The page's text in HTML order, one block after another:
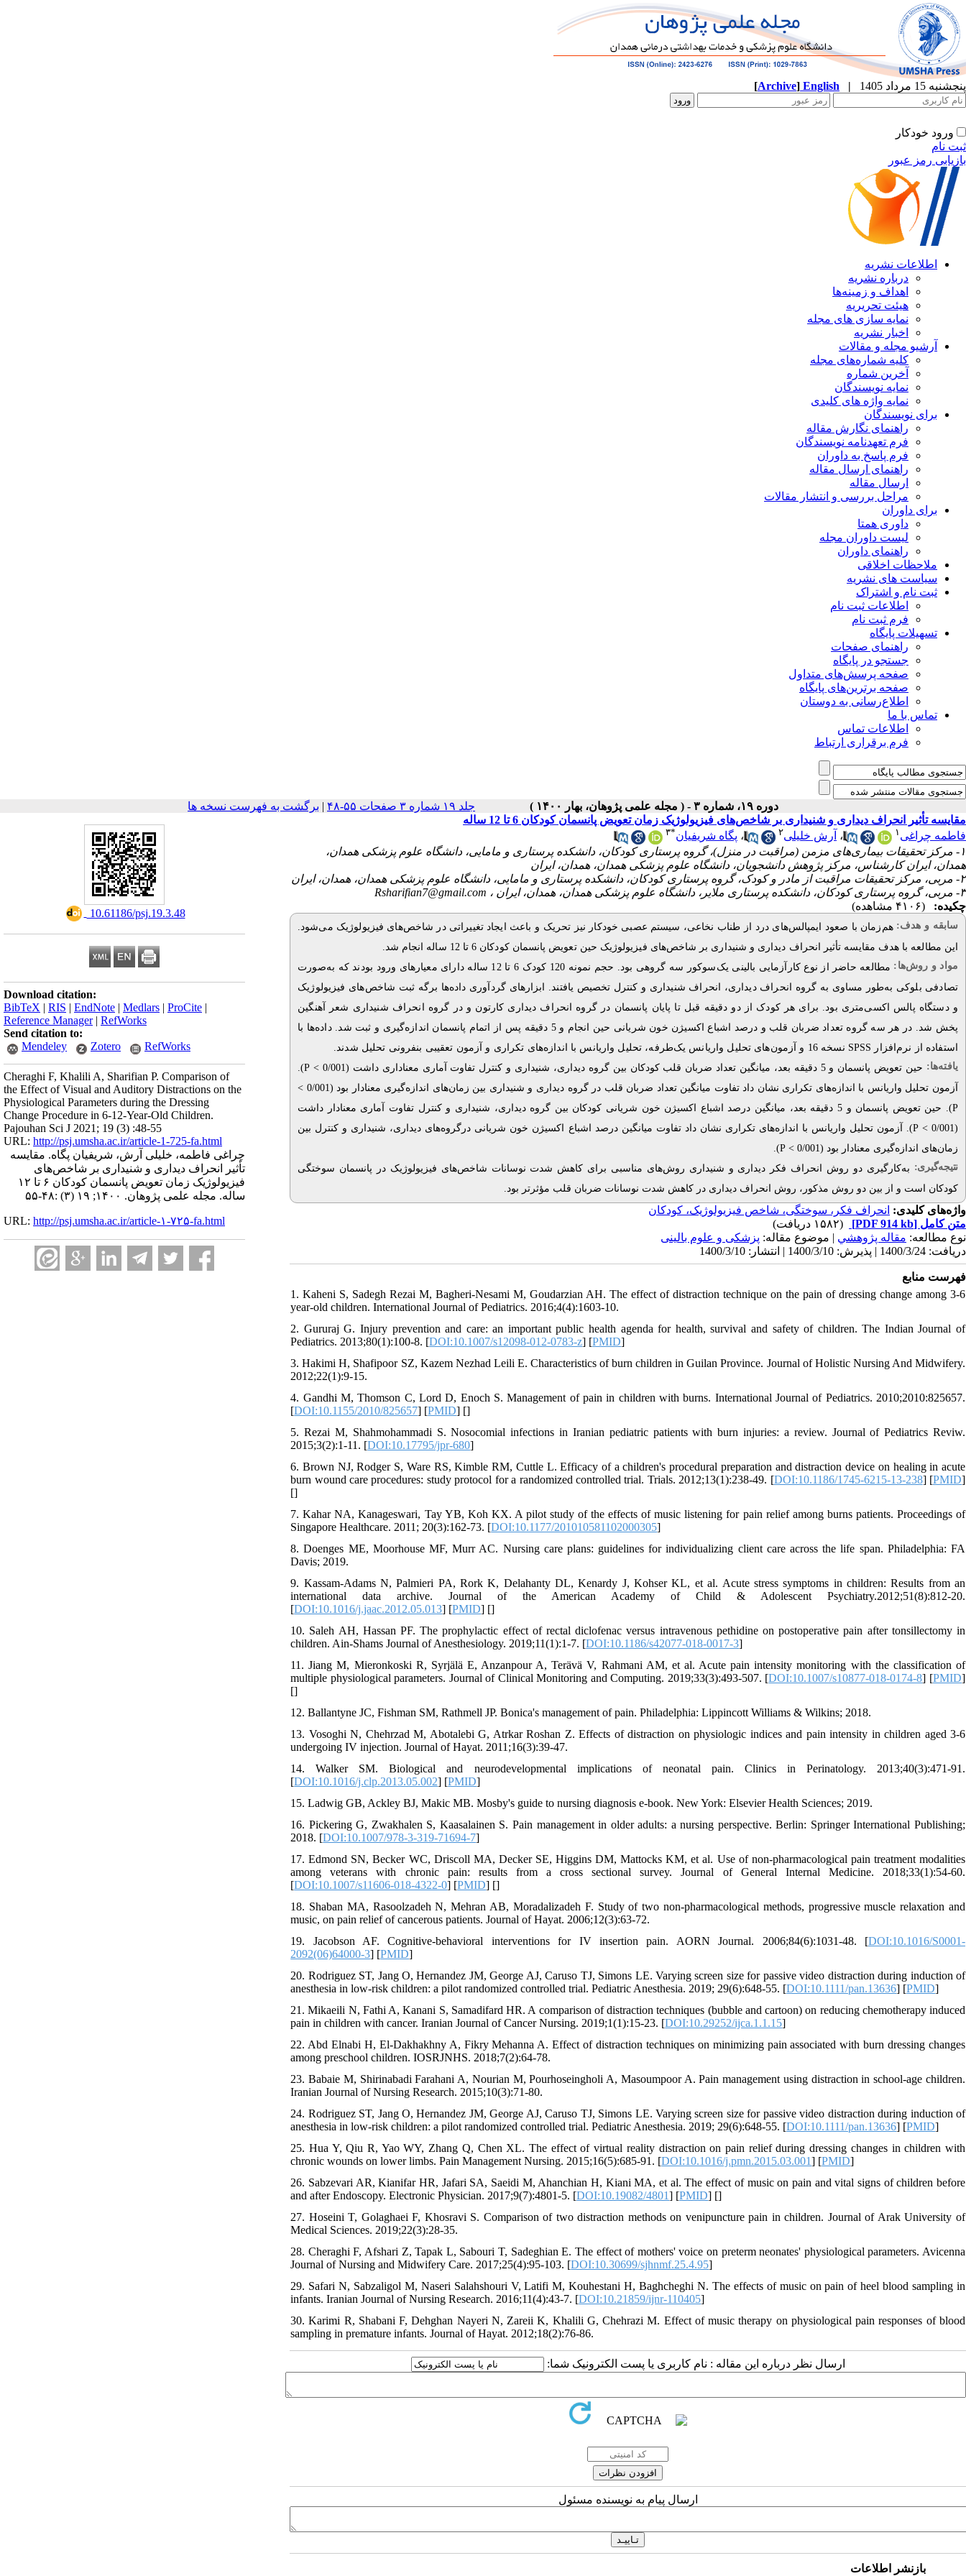
پنجشنبه 15 مرداد 1405 |
English
[Archive]
ورود خودکار
ثبت نام
بازیابی رمز عبور
اطلاعات نشریه
درباره نشریه
اهداف و زمینه‌ها
هیئت تحریریه
نمایه سازی های مجله
اخبار نشریه
آرشیو مجله و مقالات
کلیه شماره‌های مجله
آخرین شماره
نمایه نویسندگان
نمایه واژه های کلیدی
برای نویسندگان
راهنمای نگارش مقاله
فرم تعهدنامه نویسندگان
فرم پاسخ به داوران
راهنمای ارسال مقاله
ارسال مقاله
مراحل بررسی و انتشار مقالات
برای داوران
داوری همتا
لیست داوران مجله
راهنمای داوران
ملاحظات اخلاقی
سیاست های نشریه
ثبت نام و اشتراک
اطلاعات ثبت نام
فرم ثبت نام
تسهیلات پایگاه
راهنمای صفحات
جستجو در پایگاه
صفحه پرسش‌های متداول
صفحه برترین‌های پایگاه
اطلاع‌رسانی به دوستان
تماس با ما
اطلاعات تماس
فرم برقراری ارتباط
دوره ۱۹، شماره ۳ - ( مجله علمی پژوهان، بهار ۱۴۰۰ ) جلد ۱۹ شماره ۳ صفحات ۵۵-۴۸ | برگشت به فهرست نسخه ها
‎ 10.61186/psj.19.3.48
Download citation:
BibTeX | RIS | EndNote | Medlars | ProCite |
Reference Manager| RefWorks
Send citation to:
Mendeley
Zotero RefWorks
Cheraghi F, Khalili A, Sharifian P. Comparison of
the Effect of Visual and Auditory Distractions on the
Physiological Parameters during the Dressing
Change Procedure in 6-12-Year-Old Children.
Pajouhan Sci J 2021; 19 (3) :48-55
URL: http://psj.umsha.ac.ir/article-1-725-fa.html
چراغی فاطمه، خلیلی آرش، شریفیان پگاه. مقایسه
تأثیر انحراف دیداری و شنیداری بر شاخص‌های
فیزیولوژیک زمان تعویض پانسمان کودکان ۶ تا ۱۲
ساله. مجله علمی پژوهان. ۱۴۰۰; ۱۹ (۳) :۴۸-۵۵
URL: http://psj.umsha.ac.ir/article-۱-۷۲۵-fa.html
مقایسه تأثیر انحراف دیداری و شنیداری بر شاخص‌های فیزیولوژیک زمان تعویض پانسمان کودکان 6 تا 12 ساله
فاطمه چراغی ۱ ، آرش خلیلی۲ ، پگاه شریفیان*۳
۱- مرکز تحقیقات بیماری‌های مزمن (مراقبت در منزل)، گروه پرستاری کودکان، دانشکده پرستاری و مامایی، دانشگاه علوم پزشکی همدان،
همدان، ایران کارشناس، مرکز پژوهش دانشجویان، دانشگاه علوم پزشکی همدان، همدان، ایران
۲- مربی، مرکز تحقیقات مراقبت از مادر و کودک، گروه پرستاری کودکان، دانشکده پرستاری و مامایی، دانشگاه علوم پزشکی همدان، همدان، ایران
۳- مربی، گروه پرستاری کودکان، دانشکده پرستاری ملایر، دانشگاه علوم پزشکی همدان، همدان، ایران ،
Rsharifian7@gmail.com
چکیده:
(۴۱۰۶ مشاهده)
سابقه و هدف: هم‌زمان با صعود ایمپالس‌های درد از طناب نخاعی، سیستم عصبی خودکار نیز تحریک و باعث ایجاد تغییراتی در شاخص‌های فیزیولوژیک می‌شود.
این مطالعه با هدف مقایسه تأثیر انحراف دیداری و شنیداری بر شاخص‌های فیزیولوژیک حین تعویض پانسمان کودکان 6 تا 12 ساله انجام شد.
مواد و روش‌‌ها:
مطالعه حاضر از نوع کارآزمایی بالینی یک‌سوکور سه‌ گروهی بود. حجم نمونه 120 کودک 6 تا 12 ساله دارای معیارهای ورود بودند که به‌صورت
تصادفی بلوکی به‌طور مساوی به گروه انحراف دیداری، انحراف شنیداری و کنترل تخصیص یافتند
ابزارهای گردآوری داده‌ها برگه ثبت شاخص‌های فیزیولوژیک
و دستگاه پالس اکسی‌متری بود. برای هر کودک از دو دقیقه قبل تا پایان پانسمان در گروه انحراف دیداری کارتون و در گروه انحراف شنیداری شعر آهنگین
پخش شد. در هر سه گروه تعداد ضربان قلب و درصد اشباع اکسیژن خون شریانی حین انجام و 5 دقیقه پس از اتمام پانسمان اندازه‌گیری و ثبت شد. داده‌ها با
استفاده از نرم‌افزار SPSS نسخه 16 و آزمون‌های تحلیل واریانس یک‌طرفه، تحلیل واریانس با اندازه‌های تکراری و آزمون تعقیبی بنفرونی تحلیل شدند.
یافته‌ها: حین تعویض پانسمان و 5 دقیقه بعد، میانگین تعداد ضربان قلب کودکان بین گروه دیداری، شنیداری و کنترل تفاوت آماری معناداری داشت (0/001 ˂ P
).
آزمون تحلیل واریانس با اندازه‌های تکراری نشان داد تفاوت میانگین تعداد ضربان قلب در گروه دیداری و شنیداری بین زمان‌های اندازه‌گیری معنادار بود (0/001 ˂
P
). حین تعویض پانسمان و 5 دقیقه بعد، میانگین درصد اشباع اکسیژن خون شریانی کودکان بین گروه دیداری، شنیداری و کنترل تفاوت آماری معنادار داشت
(0/001 ˂
P). آزمون تحلیل واریانس با اندازه‌های تکراری نشان داد تفاوت میانگین درصد اشباع اکسیژن خون شریانی درگروه‌های دیداری، شنیداری و کنترل بین
زمان‌های اندازه‌گیری معنادار بود (0/001 ˂
P
).
نتیجه‌گیری: به‌کارگیری دو روش انحراف فکر دیداری و شنیداری روش‌های مناسبی برای کاهش شدت نوسانات شاخص‌های فیزیولوژیک در پانسمان سوختگی
کودکان است و از بین دو روش مذکور، روش انحراف دیداری در کاهش شدت نوسانات ضربان قلب مؤثرتر بود.
واژه‌های کلیدی: انحراف فکر، سوختگی، شاخص فیزیولوژیک، کودکان
متن کامل [PDF 914 kb]
(۱۵۸۲ دریافت)
نوع مطالعه: مقاله پژوهشي | موضوع مقاله: پزشکی و علوم بالینی
دریافت: 1400/3/24 | پذیرش: 1400/3/10 | انتشار: 1400/3/10
فهرست منابع
1. Kaheni S, Sadegh Rezai M, Bagheri-Nesami M, Goudarzian AH. The effect of distraction technique on the pain of dressing change among 3-6
year-old children. International Journal of Pediatrics. 2016;4(4):1603-10.
2. Gururaj G. Injury prevention and care: an important public health agenda for health, survival and safety of children. The Indian Journal of
Pediatrics. 2013;80(1):100-8. [DOI:10.1007/s12098-012-0783-z] [PMID]
3. Hakimi H, Shafipoor SZ, Kazem Nezhad Leili E. Characteristics of burn children in Guilan Province. Journal of Holistic Nursing And Midwifery.
2012;22(1):9-15.
4. Gandhi M, Thomson C, Lord D, Enoch S. Management of pain in children with burns. International Journal of Pediatrics. 2010;2010:825657.
[DOI:10.1155/2010/825657] [PMID] []
5. Rezai M, Shahmohammadi S. Nosocomial infections in Iranian pediatric patients with burn injuries: a review. Journal of Pediatrics Reviw.
2015;3(2):1-11. [DOI:10.17795/jpr-680]
6. Brown NJ, Rodger S, Ware RS, Kimble RM, Cuttle L. Efficacy of a children's procedural preparation and distraction device on healing in acute
burn wound care procedures: study protocol for a randomized controlled trial. Trials. 2012;13(1):238-49. [DOI:10.1186/1745-6215-13-238] [PMID]
[]
7. Kahar NA, Kanageswari, Tay YB, Koh KX. A pilot study of the effects of music listening for pain relief among burns patients. Proceedings of
Singapore Healthcare. 2011; 20(3):162-73. [DOI:10.1177/201010581102000305]
8. Doenges ME, Moorhouse MF, Murr AC. Nursing care plans: guidelines for individualizing client care across the life span. Philadelphia: FA
Davis; 2019.
9. Kassam-Adams N, Palmieri PA, Rork K, Delahanty DL, Kenardy J, Kohser KL, et al. Acute stress symptoms in children: Results from an
international data archive. Journal of the American Academy of Child & Adolescent Psychiatry.2012;51(8):812-20.
[DOI:10.1016/j.jaac.2012.05.013] [PMID] []
10. Saleh AH, Hassan PF. The prophylactic effect of rectal diclofenac versus intravenous pethidine on postoperative pain after tonsillectomy in
children. Ain-Shams Journal of Anesthesiology. 2019;11(1):1-7. [DOI:10.1186/s42077-018-0017-3]
11. Jiang M, Mieronkoski R, Syrjälä E, Anzanpour A, Terävä V, Rahmani AM, et al. Acute pain intensity monitoring with the classification of
multiple physiological parameters. Journal of Clinical Monitoring and Computing. 2019;33(3):493-507. [DOI:10.1007/s10877-018-0174-8] [PMID]
[]
12. Ballantyne JC, Fishman SM, Rathmell JP. Bonica's management of pain. Philadelphia: Lippincott Williams & Wilkins; 2018.
13. Vosoghi N, Chehrzad M, Abotalebi G, Atrkar Roshan Z. Effects of distraction on physiologic indices and pain intensity in children aged 3-6
undergoing IV injection. Journal of Hayat. 2011;16(3):39-47.
14. Walker SM. Biological and neurodevelopmental implications of neonatal pain. Clinics in Perinatology. 2013;40(3):471-91.
[DOI:10.1016/j.clp.2013.05.002] [PMID]
15. Ladwig GB, Ackley BJ, Makic MB. Mosby's guide to nursing diagnosis e-book. New York: Elsevier Health Sciences; 2019.
16. Pickering G, Zwakhalen S, Kaasalainen S. Pain management in older adults: a nursing perspective. Berlin: Springer International Publishing;
2018. [DOI:10.1007/978-3-319-71694-7]
17. Edmond SN, Becker WC, Driscoll MA, Decker SE, Higgins DM, Mattocks KM, et al. Use of non-pharmacological pain treatment modalities
among veterans with chronic pain: results from a cross sectional survey. Journal of General Internal Medicine. 2018;33(1):54-60.
[DOI:10.1007/s11606-018-4322-0] [PMID] []
18. Shaban MA, Rasoolzadeh N, Mehran AB, Moradalizadeh F. Study of two non-pharmacological methods, progressive muscle relaxation and
music, on pain relief of cancerous patients. Journal of Hayat. 2006;12(3):63-72.
19. Jacobson AF. Cognitive-behavioral interventions for IV insertion pain. AORN Journal. 2006;84(6):1031-48. [DOI:10.1016/S0001-
2092(06)64000-3] [PMID]
20. Rodriguez ST, Jang O, Hernandez JM, George AJ, Caruso TJ, Simons LE. Varying screen size for passive video distraction during induction of
anesthesia in low‐risk children: a pilot randomized controlled trial. Pediatric Anesthesia. 2019; 29(6):648-55. [DOI:10.1111/pan.13636] [PMID]
21. Mikaeili N, Fathi A, Kanani S, Samadifard HR. A comparison of distraction techniques (bubble and cartoon) on reducing chemotherapy induced
pain in children with cancer. Iranian Journal of Cancer Nursing. 2019;1(1):15-23. [DOI:10.29252/ijca.1.1.15]
22. Abd Elnabi H, El-Dakhakhny A, Fikry Mehanna A. Effect of distraction techniques on minimizing pain associated with burn dressing changes
among preschool children. IOSRJNHS. 2018;7(2):64-78.
23. Babaie M, Shirinabadi Farahani A, Nourian M, Pourhoseingholi A, Masoumpoor A. Pain management using distraction in school-age children.
Iranian Journal of Nursing Research. 2015;10(3):71-80.
24. Rodriguez ST, Jang O, Hernandez JM, George AJ, Caruso TJ, Simons LE. Varying screen size for passive video distraction during induction of
anesthesia in low‐risk children: a pilot randomized controlled trial. Pediatric Anesthesia. 2019; 29(6):648-55. [DOI:10.1111/pan.13636] [PMID]
25. Hua Y, Qiu R, Yao WY, Zhang Q, Chen XL. The effect of virtual reality distraction on pain relief during dressing changes in children with
chronic wounds on lower limbs. Pain Management Nursing. 2015;16(5):685-91. [DOI:10.1016/j.pmn.2015.03.001] [PMID]
26. Sabzevari AR, Kianifar HR, Jafari SA, Saeidi M, Ahanchian H, Kiani MA, et al. The effect of music on pain and vital signs of children before
and after Endoscopy. Electronic Physician. 2017;9(7):4801-5. [DOI:10.19082/4801] [PMID] []
27. Hoseini T, Golaghaei F, Khosravi S. Comparison of two distraction methods on venipuncture pain in children. Journal of Arak University of
Medical Sciences. 2019;22(3):28-35.
28. Cheraghi F, Afshari Z, Tapak L, Sabouri T, Sadeghian E. The effect of mothers' voice on preterm neonates' physiological parameters. Avicenna
Journal of Nursing and Midwifery Care. 2017;25(4):95-103. [DOI:10.30699/sjhnmf.25.4.95]
29. Safari N, Sabzaligol M, Naseri Salahshouri V, Latifi M, Kouhestani H, Baghcheghi N. The effects of music on pain of heel blood sampling in
infants. Iranian Journal of Nursing Research. 2016;11(4):43-7. [DOI:10.21859/ijnr-110405]
30. Karimi R, Shabani F, Dehghan Nayeri N, Zareii K, Khalili G, Chehrazi M. Effect of music therapy on physiological pain responses of blood
sampling in premature infants. Journal of Hayat. 2012;18(2):76-86.
ارسال نظر درباره این مقاله : نام کاربری یا پست الکترونیک شما:
ارسال پیام به نویسنده مسئول
بازنشر اطلاعات